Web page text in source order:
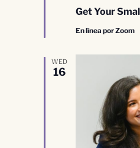
Get Your
En línea por Zoom
WED
16